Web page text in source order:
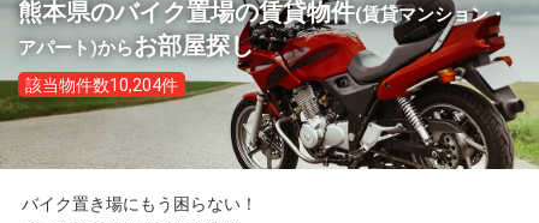
熊本県のバイク置場の賃貸物件(賃貸マンション・
アパート)からお部屋探し
該当物件数10,204件
バイク置き場にもう困らない！